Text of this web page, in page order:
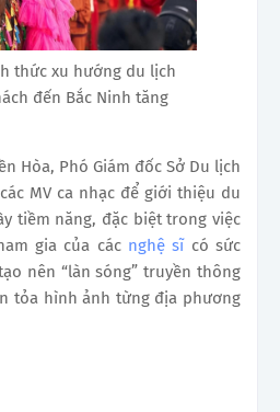
thức xu hướng du lịch
đến Bắc Ninh tăng
Hòa, Phó Giám đốc Sở Du lịch
MV ca nhạc để giới thiệu du
tiềm năng, đặc biệt trong việc
gia của các nghệ sĩcó sức
nên “làn sóng” truyền thông
tỏa hình ảnh từng địa phương